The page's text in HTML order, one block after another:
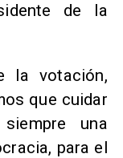
de la
la votación,
que cuidar
una
para el